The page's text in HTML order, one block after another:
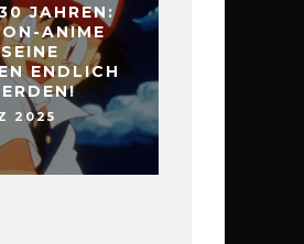
JAHREN:
ANIME
ENDLICH
2025